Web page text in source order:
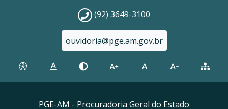
(92) 3649-3100
ouvidoria@pge.am.gov.br
PGE-AM - Procuradoria Geral do Estado